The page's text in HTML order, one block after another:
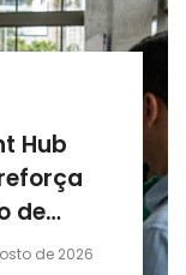
Hub
de
de 2026